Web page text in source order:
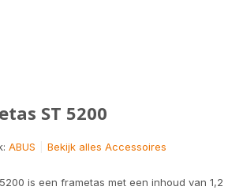
ST 5200
ABUS Bekijk alles Accessoires
is een frametas met een inhoud van 1,2